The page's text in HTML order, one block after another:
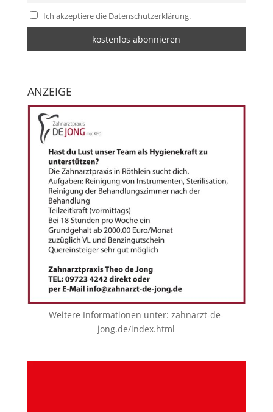
Ich akzeptiere die Datenschutzerklärung.
ANZEIGE
Weitere Informationen unter:zahnarzt-de-
jong.de/index.html